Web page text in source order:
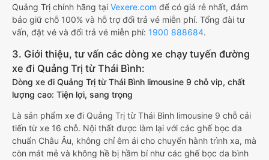
Quảng Trị chính hãng tại Vexere.com để có giá rẻ nhất, đảm
bảo giữ chỗ 100% và hỗ trợ đổi trả vé miễn phí. Tổng đài tư
vấn, đặt vé và đổi trả vé miễn phí: 1900 888684.
3. Giới thiệu, tư vấn các dòng xe chạy tuyến đường
xe đi Quảng Trị từ Thái Bình:
Dòng xe đi Quảng Trị từ Thái Bình limousine 9 chỗ vip, chất
lượng cao: Tiện lợi, sang trọng
Là sản phẩm xe đi Quảng Trị từ Thái Bình limousine 9 chỗ cải
tiến từ xe 16 chỗ. Nội thất được làm lại với các ghế bọc da
chuẩn Châu Âu, không chỉ êm ái cho chuyến hành trình xa, mà
còn mát mẻ và không hề bị hầm bí như các ghế bọc da bình